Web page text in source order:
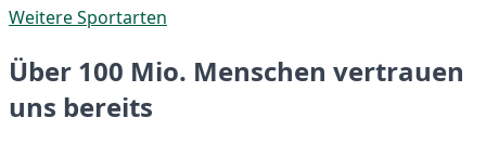
Weitere Sportarten
Über 100 Mio. Menschen vertrauen
uns bereits